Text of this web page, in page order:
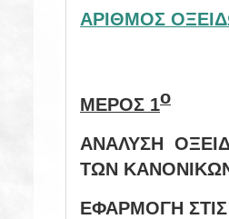
ΑΡΙΘΜΟΣ
ΜΕΡΟΣ 1ο
ΑΝΑΛΥΣΗ
ΤΩΝ
ΕΦΑΡΜΟΓΗ